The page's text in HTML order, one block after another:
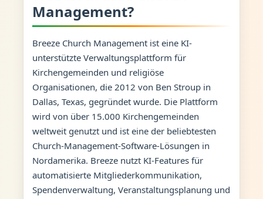
Management?
Breeze Church Management ist eine KI-
unterstützte Verwaltungsplattform für
Kirchengemeinden und religiöse
Organisationen, die 2012 von Ben Stroup in
Dallas, Texas, gegründet wurde. Die Plattform
wird von über 15.000 Kirchengemeinden
weltweit genutzt und ist eine der beliebtesten
Church-Management-Software-Lösungen in
Nordamerika. Breeze nutzt KI-Features für
automatisierte Mitgliederkommunikation,
Spendenverwaltung, Veranstaltungsplanung und